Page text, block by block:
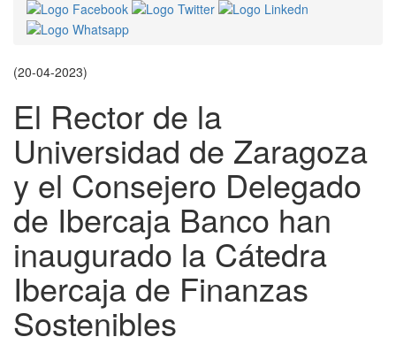
(20-04-2023)
El Rector de la
Universidad de Zaragoza
y el Consejero Delegado
de Ibercaja Banco han
inaugurado la Cátedra
Ibercaja de Finanzas
Sostenibles